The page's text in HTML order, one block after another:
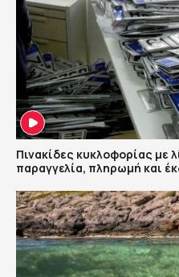
Πινακίδες κυκλοφορίας με
παραγγελία, πληρωμή και